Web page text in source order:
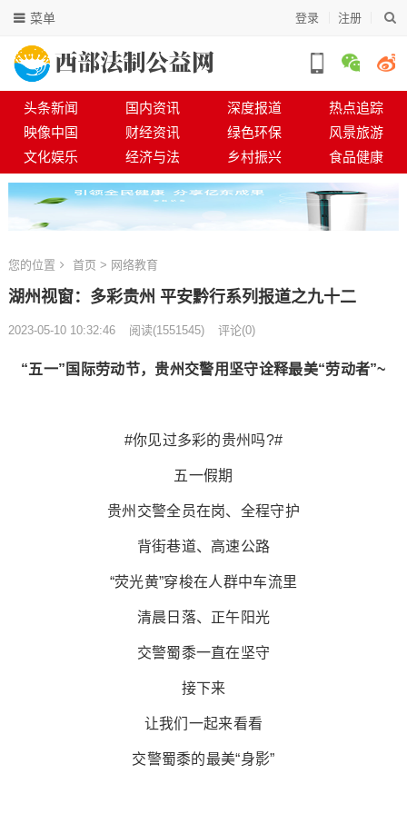
登录 注册
菜单
头条新闻 国内资讯 深度报道
热点追踪
映像中国
财经资讯 绿色环保
风景旅游
文化娱乐
经济与法 乡村振兴 食品健康
您的位置 首页 > 网络教育
湖州视窗：多彩贵州 平安黔行系列报道之九十二
2023-05-10 10:32:46 阅读(1551545) 评论(0)
“五一”国际劳动节，贵州交警用坚守诠释最美“劳动者”~
#你见过多彩的贵州吗?#
五一假期
贵州交警全员在岗、全程守护
背街巷道、高速公路
“荧光黄”穿梭在人群中车流里
清晨日落、正午阳光
交警蜀黍一直在坚守
接下来
让我们一起来看看
交警蜀黍的最美“身影”